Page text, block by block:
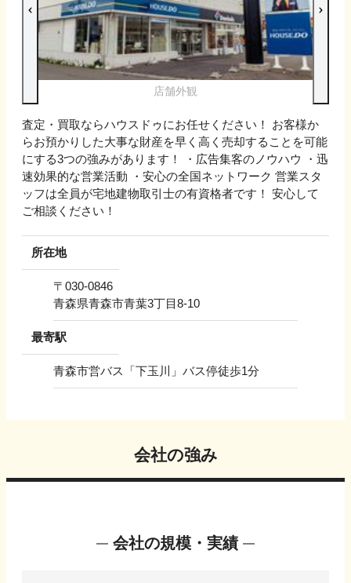
店舗外観
査定・買取ならハウスドゥにお任せください！ お客様か
らお預かりした大事な財産を早く高く売却することを可能
にする3つの強みがあります！ ・広告集客のノウハウ ・迅
速効果的な営業活動 ・安心の全国ネットワーク 営業スタ
ッフは全員が宅地建物取引士の有資格者です！ 安心して
ご相談ください！
所在地
〒 030-0846
青森県青森市青葉3丁目8-10
最寄駅
青森市営バス「下玉川」バス停徒歩1分
会社の強み
会社の規模・実績